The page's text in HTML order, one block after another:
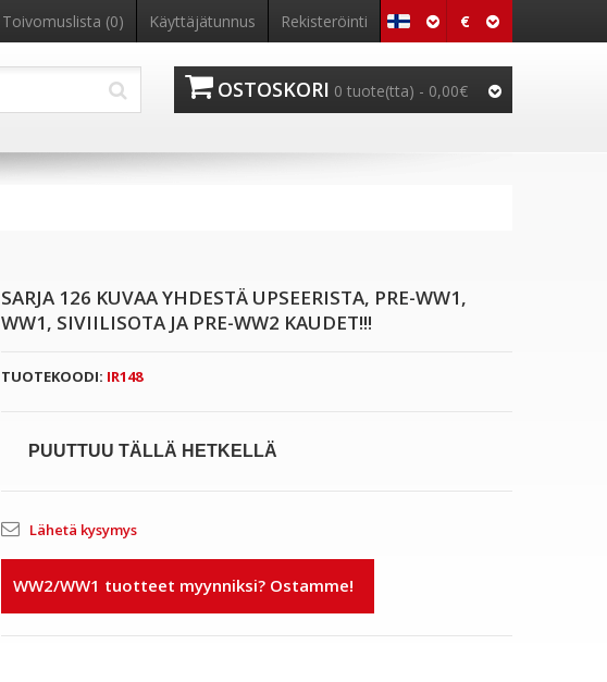
€
Toivomuslista (0) Käyttäjätunnus Rekisteröinti
OSTOSKORI 0 tuote(tta) - 0,00€
SARJA 126 KUVAA YHDESTÄ UPSEERISTA, PRE-WW1,
WW1, SIVIILISOTA JA PRE-WW2 KAUDET!!!
TUOTEKOODI: IR148
PUUTTUU TÄLLÄ HETKELLÄ
Lähetä kysymys
WW2/WW1 tuotteet myynniksi? Ostamme!